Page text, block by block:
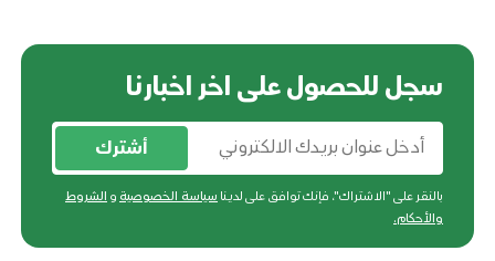
سجل للحصول على اخر اخبارنا
أشترك
بالنقر على "الاشتراك"، فإنك توافق على لدينا سياسة الخصوصية و الشروط
والأحكام.